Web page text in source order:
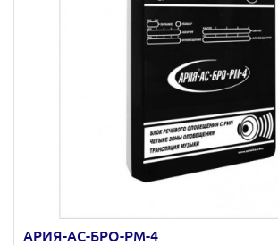
АРИЯ-АС-БРО-РМ-4